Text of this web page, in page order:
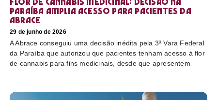
Paraíba amplia acesso para pacientes da
Abrace
29 de junho de 2026
A Abrace conseguiu uma decisão inédita pela 3ª Vara Federal
da Paraíba que autorizou que pacientes tenham acesso à flor
de cannabis para fins medicinais, desde que apresentem